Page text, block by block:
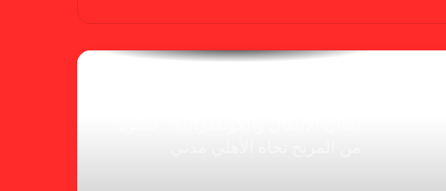
الفنلندي يفضح لجان الإتحاد.. يدعم
شكوى المريخ ويهدد الهلال